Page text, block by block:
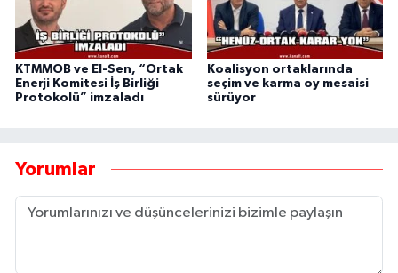
KTMMOB ve El-Sen, “Ortak
Enerji Komitesi İş Birliği
Protokolü” imzaladı
Koalisyon ortaklarında
seçim ve karma oy mesaisi
sürüyor
Yorumlar